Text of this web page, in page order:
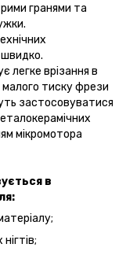
гранями та
легке врізання в
тиску фрези
застосовуватися
мікромотора
в